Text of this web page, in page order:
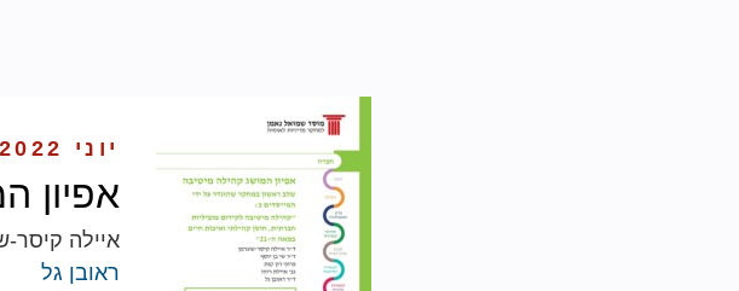
יוני 2022
אפיון
איילה קיסר-
ראובן גל